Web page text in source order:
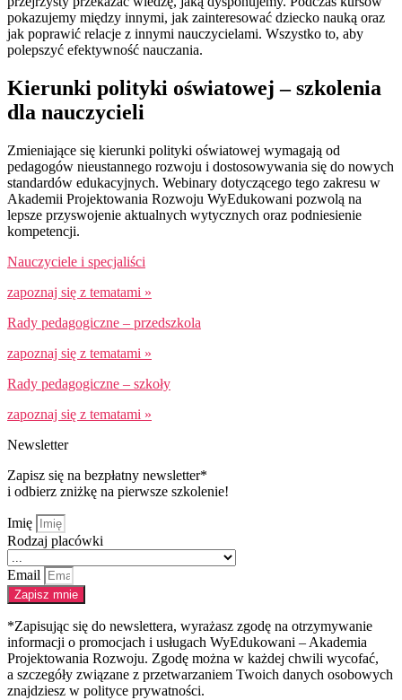
pokazujemy między innymi, jak zainteresować dziecko nauką oraz
jak poprawić relacje z innymi nauczycielami. Wszystko to, aby
polepszyć efektywność nauczania.
Kierunki polityki oświatowej – szkolenia
dla nauczycieli
Zmieniające się kierunki polityki oświatowej wymagają od
pedagogów nieustannego rozwoju i dostosowywania się do nowych
standardów edukacyjnych. Webinary dotyczącego tego zakresu w
Akademii Projektowania Rozwoju WyEdukowani pozwolą na
lepsze przyswojenie aktualnych wytycznych oraz podniesienie
kompetencji.
Nauczyciele i specjaliści
zapoznaj się z tematami »
Rady pedagogiczne – przedszkola
zapoznaj się z tematami »
Rady pedagogiczne – szkoły
zapoznaj się z tematami »
Newsletter
Zapisz się na bezpłatny newsletter*
i odbierz zniżkę na pierwsze szkolenie!
Imię
Rodzaj placówki
Email
Zapisz mnie
*Zapisując się do newslettera, wyrażasz zgodę na otrzymywanie
informacji o promocjach i usługach WyEdukowani – Akademia
Projektowania Rozwoju. Zgodę można w każdej chwili wycofać,
a szczegóły związane z przetwarzaniem Twoich danych osobowych
znajdziesz w polityce prywatności.